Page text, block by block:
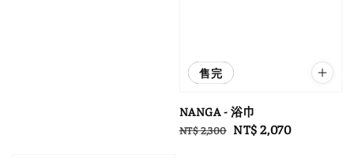
優惠
售完
NANGA - 浴巾
Regular
NT$ 2,300 Sale
NT$ 2,070